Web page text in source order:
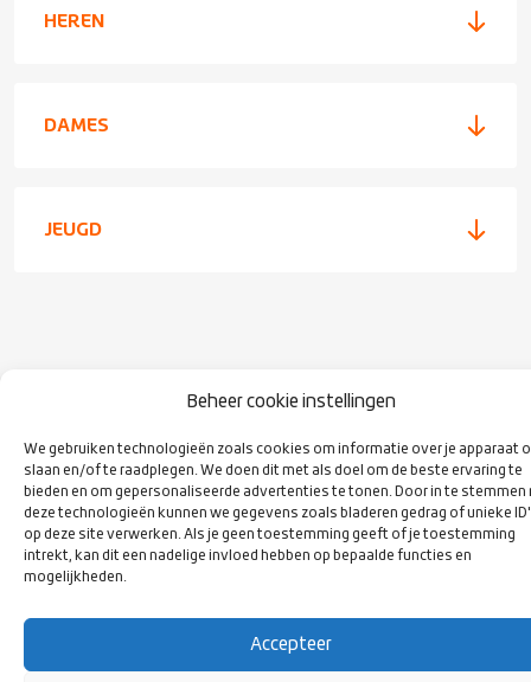
Beheer cookie instellingen
We gebruiken technologieën zoals cookies om informatie over je apparaat
slaan en/of te raadplegen. We doen dit met als doel om de beste ervaring te
bieden en om gepersonaliseerde advertenties te tonen. Door in te stemmen
deze technologieën kunnen we gegevens zoals bladeren gedrag of unieke
op deze site verwerken. Als je geen toestemming geeft of je toestemming
intrekt, kan dit een nadelige invloed hebben op bepaalde functies en
mogelijkheden.
Accepteer
Seizoen 2017-2018
Seizoen 2022-2023
HEREN
DAMES
JEUGD
OP SOCIAL
MEDIA